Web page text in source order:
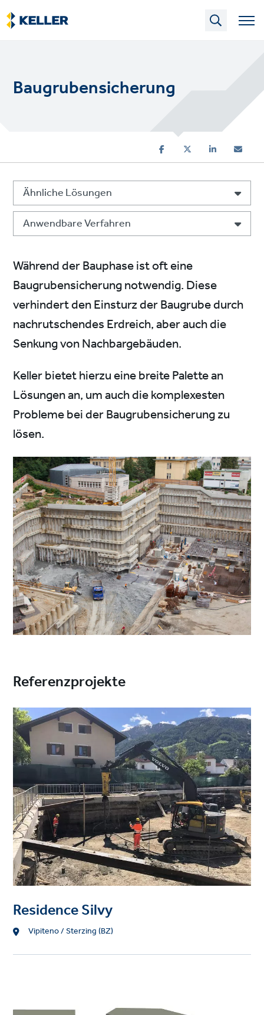
Skip
to
main
Baugrubensicherung
Ähnliche Lösungen
Anwendbare Verfahren
Während der Bauphase ist oft eine
Baugrubensicherung notwendig. Diese
verhindert den Einsturz der Baugrube durch
nachrutschendes Erdreich, aber auch die
Senkung von Nachbargebäuden.
Keller bietet hierzu eine breite Palette an
Lösungen an, um auch die komplexesten
Probleme bei der Baugrubensicherung zu
lösen.
Referenzprojekte
Project
image
Residence Silvy
Standort
Vipiteno / Sterzing (BZ)